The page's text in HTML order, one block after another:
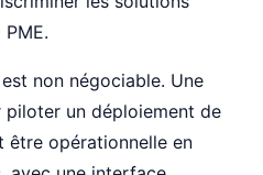
est non négociable. Une
piloter un déploiement de
être opérationnelle en